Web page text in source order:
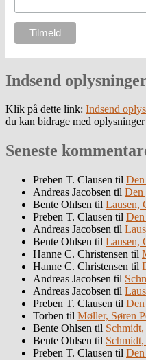
Indsend oplysninger
Klik på dette link: Indsend
du kan bidrage med
Seneste
Preben T. Clausen til
Andreas Jacobsen til Den
Bente Ohlsen til Lausen,
Preben T. Clausen til
Andreas Jacobsen til
Bente Ohlsen til Lausen,
Hanne C. Christensen til
Hanne C. Christensen til
Andreas Jacobsen til
Andreas Jacobsen til
Preben T. Clausen til
Torben til Møller, Søren
Bente Ohlsen til
Bente Ohlsen til
Preben T. Clausen til